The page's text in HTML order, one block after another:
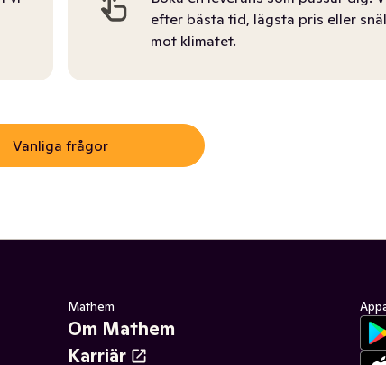
efter bästa tid, lägsta pris eller
mot klimatet.
Vanliga frågor
Mathem
Om Mathem
Karriär